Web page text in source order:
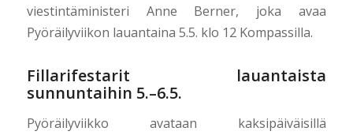
viestintäministeri Anne Berner, joka avaa
Pyöräilyviikon lauantaina 5.5. klo 12 Kompassilla.
Fillarifestarit lauantaista
sunnuntaihin 5.–6.5.
Pyöräilyviikko avataan kaksipäiväisillä